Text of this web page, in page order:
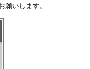
願いします。